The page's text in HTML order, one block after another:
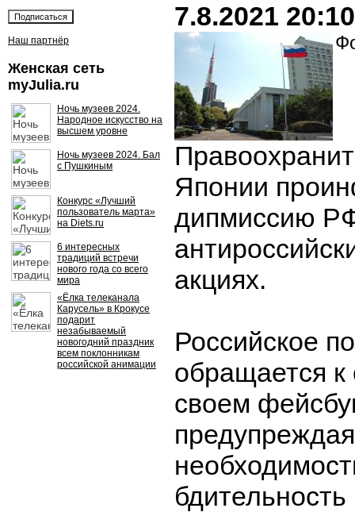
Наш партнёр
Женская сеть
myJulia.ru
Ночь музеев 2024.
Народное искусство на
высшем уровне
Ночь музеев 2024. Бал
с Пушкиным
Конкурс «Лучший
пользователь марта»
на Diets.ru
6 интересных
традиций встречи
нового года со всего
мира
«Ёлка телеканала
Карусель» в Крокусе
подарит
незабываемый
новогодний праздник
всем поклонникам
российской анимации
7.8.2021 20:10
Японии
дипмиссию
акциях.
Российское
обращается
своем